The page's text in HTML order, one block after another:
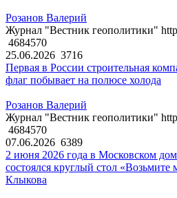
Розанов Валерий
Журнал "Вестник геополитики"
4684570
25.06.2026 3716
Первая в России строительная
флаг побывает на полюсе холода
Розанов Валерий
Журнал "Вестник геополитики"
4684570
07.06.2026 6389
2 июня 2026 года в Московском
состоялся круглый стол
Клыкова